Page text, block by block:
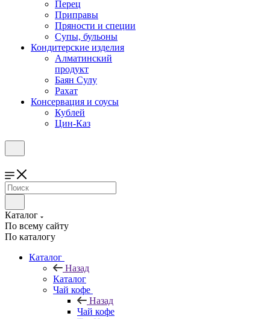
Перец
Приправы
Пряности и специи
Супы, бульоны
Кондитерские изделия
Алматинский
продукт
Баян Сулу
Рахат
Консервация и соусы
Кублей
Цин-Каз
Каталог
По всему сайту
По каталогу
Каталог
Назад
Каталог
Чай кофе
Назад
Чай кофе